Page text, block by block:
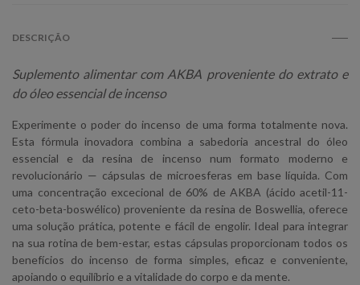
DESCRIÇÃO
Suplemento alimentar com AKBA proveniente do extrato e
do óleo essencial de incenso
Experimente o poder do incenso de uma forma totalmente nova.
Esta fórmula inovadora combina a sabedoria ancestral do óleo
essencial e da resina de incenso num formato moderno e
revolucionário — cápsulas de microesferas em base líquida. Com
uma concentração excecional de 60% de AKBA (ácido acetil-11-
ceto-beta-boswélico) proveniente da resina de Boswellia, oferece
uma solução prática, potente e fácil de engolir. Ideal para integrar
na sua rotina de bem-estar, estas cápsulas proporcionam todos os
benefícios do incenso de forma simples, eficaz e conveniente,
apoiando o equilíbrio e a vitalidade do corpo e da mente.